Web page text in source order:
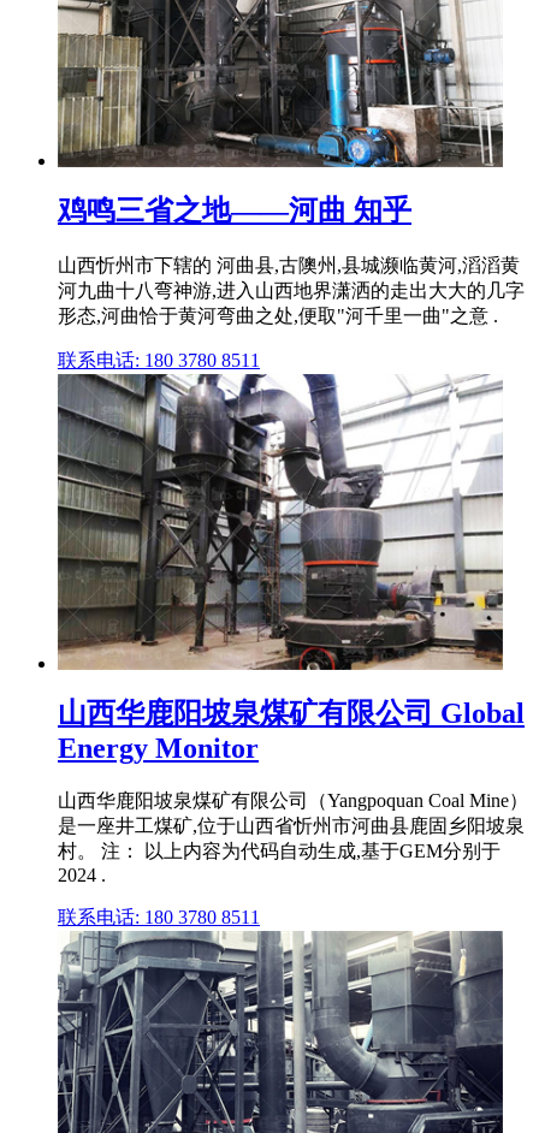
鸡鸣三省之地——河曲 知乎
山西忻州市下辖的 河曲县,古隩州,县城濒临黄河,滔滔黄
河九曲十八弯神游,进入山西地界潇洒的走出大大的几字
形态,河曲恰于黄河弯曲之处,便取"河千里一曲"之意 .
联系电话: 180 3780 8511
山西华鹿阳坡泉煤矿有限公司 Global
Energy Monitor
山西华鹿阳坡泉煤矿有限公司（Yangpoquan Coal Mine）
是一座井工煤矿,位于山西省忻州市河曲县鹿固乡阳坡泉
村。 注： 以上内容为代码自动生成,基于GEM分别于
2024 .
联系电话: 180 3780 8511